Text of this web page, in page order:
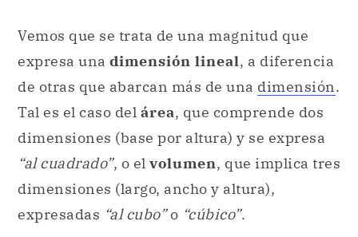
Vemos que se trata de una magnitud que
expresa una dimensión lineal, a diferencia
de otras que abarcan más de una dimensión.
Tal es el caso del área, que comprende dos
dimensiones (base por altura) y se expresa
“al cuadrado”, o el volumen, que implica tres
dimensiones (largo, ancho y altura),
expresadas “al cubo”o “cúbico”.